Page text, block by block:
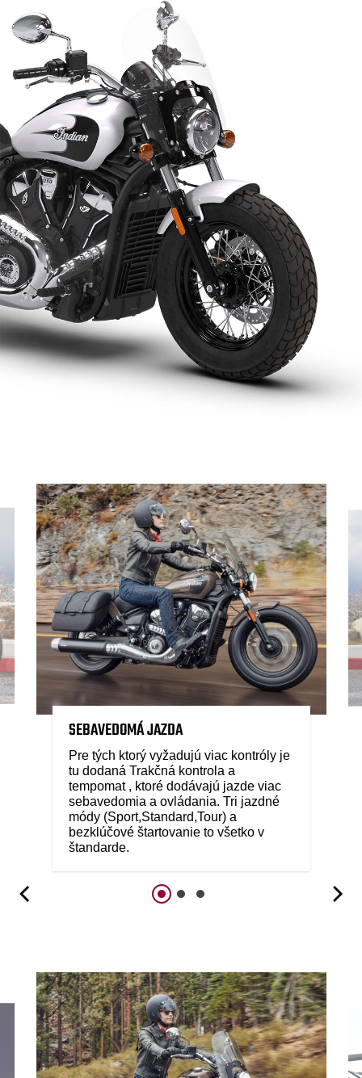
SEBAVEDOMÁ JAZDA
Pre tých ktorý vyžadujú viac kontróly je
tu dodaná Trakčná kontrola a
tempomat , ktoré dodávajú jazde viac
sebavedomia a ovládania. Tri jazdné
módy (Sport,Standard,Tour) a
bezklúčové štartovanie to všetko v
štandarde.